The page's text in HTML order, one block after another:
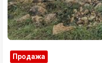
Продажа